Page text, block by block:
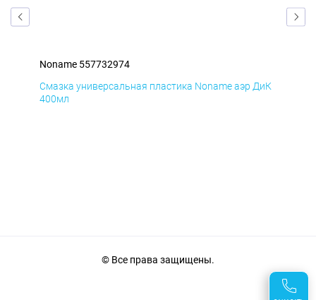
Noname 557732974
Смазка универсальная пластика Noname аэр ДиК
400мл
© Все права защищены.